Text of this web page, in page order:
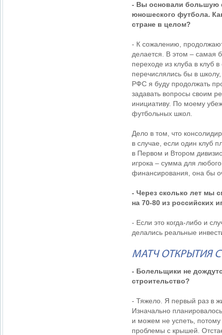
- Вы основали большую
юношеского футбола.
стране в целом?
- К сожалению,
делается. В этом – самая
переходе из клуба в клуб
перечислялись бы в
РФС я буду продолжать
задавать вопросы своим
инициативу. По моему
футбольных школ.
Дело в том, что
в случае, если один клуб
в Первом и Втором
игрока – сумма для
финансирования, она бы
- Через сколько лет мы
на 70-80 из российских
- Если это когда-либо и
делались реальные
МАТЧ ОТКРЫТИЯ
- Болельщики не
строительство?
- Тяжело. Я первый раз в
Изначально
и можем не успеть,
проблемы с крышей.